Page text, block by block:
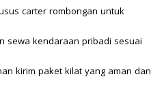
carter rombongan untuk
sewa kendaraan pribadi sesuai
kirim paket kilat yang aman dan